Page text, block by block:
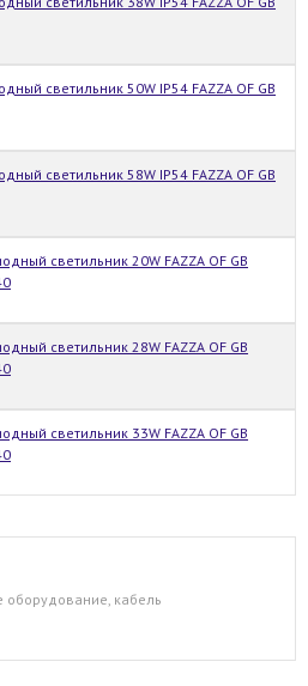
светильник 50W IP54 FAZZA OF GB
светильник 58W IP54 FAZZA OF GB
светильник 20W FAZZA OF GB
светильник 28W FAZZA OF GB
светильник 33W FAZZA OF GB
оборудование, кабель